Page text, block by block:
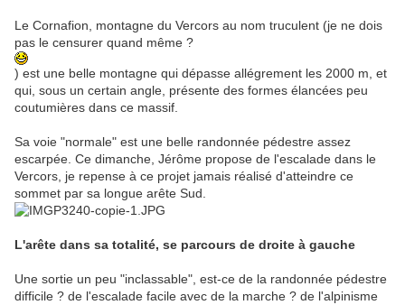
Le Cornafion, montagne du Vercors au nom truculent (je ne dois
pas le censurer quand même ?
) est une belle montagne qui dépasse allégrement les 2000 m, et
qui, sous un certain angle, présente des formes élancées peu
coutumières dans ce massif.
Sa voie "normale" est une belle randonnée pédestre assez
escarpée. Ce dimanche, Jérôme propose de l'escalade dans le
Vercors, je repense à ce projet jamais réalisé d'atteindre ce
sommet par sa longue arête Sud.
L'arête dans sa totalité, se parcours de droite à gauche
Une sortie un peu "inclassable", est-ce de la randonnée pédestre
difficile ? de l'escalade facile avec de la marche ? de l'alpinisme